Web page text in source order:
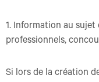
1. Information au sujet
professionnels,
Si lors de la création